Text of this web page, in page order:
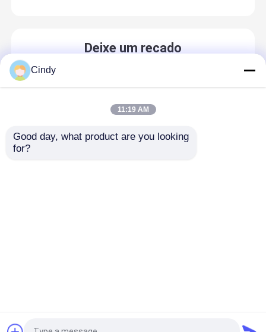
Deixe um recado
Cindy
11:19 AM
Good day, what product are you looking
for?